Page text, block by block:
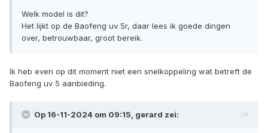
Welk model is dit?
Het lijkt op de Baofeng uv 5r, daar lees ik goede dingen
over, betrouwbaar, groot bereik.
Ik heb even op dit moment niet een snelkoppeling wat betreft de
Baofeng uv 5 aanbieding.
Op 16-11-2024 om 09:15, gerard zei: